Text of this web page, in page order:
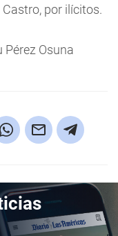
por ilícitos.
Osuna